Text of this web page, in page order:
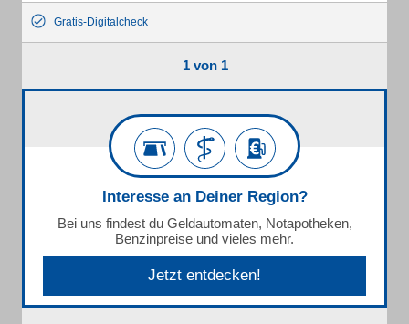
Gratis-Digitalcheck
1 von 1
Interesse an Deiner Region?
Bei uns findest du Geldautomaten, Notapotheken,
Benzinpreise und vieles mehr.
Jetzt entdecken!